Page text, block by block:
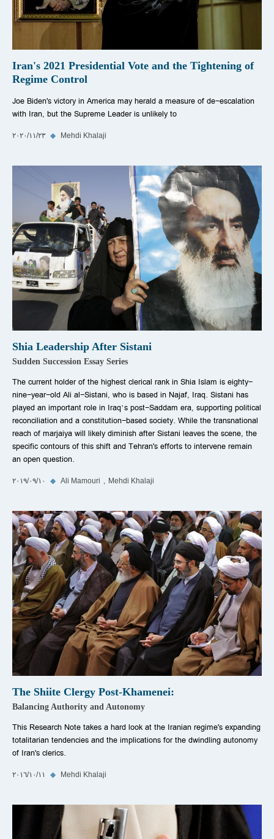
Iran's 2021 Presidential Vote and the Tightening of
Regime Control
Joe Biden's victory in America may herald a measure of de-escalation
with Iran, but the Supreme Leader is unlikely to
٢٣‏/١١‏/٢٠٢٠ ◆ Mehdi Khalaji
Shia Leadership After Sistani
Sudden Succession Essay Series
The current holder of the highest clerical rank in Shia Islam is eighty-
nine-year-old Ali al-Sistani, who is based in Najaf, Iraq. Sistani has
played an important role in Iraq’s post-Saddam era, supporting political
reconciliation and a constitution-based society. While the transnational
reach of marjaiya will likely diminish after Sistani leaves the scene, the
specific contours of this shift and Tehran's efforts to intervene remain
an open question.
١٠‏/٠٩‏/٢٠١٩ ◆ Ali Mamouri Mehdi Khalaji
The Shiite Clergy Post-Khamenei:
Balancing Authority and Autonomy
This Research Note takes a hard look at the Iranian regime's expanding
totalitarian tendencies and the implications for the dwindling autonomy
of Iran's clerics.
١١‏/١٠‏/٢٠١٦ ◆ Mehdi Khalaji